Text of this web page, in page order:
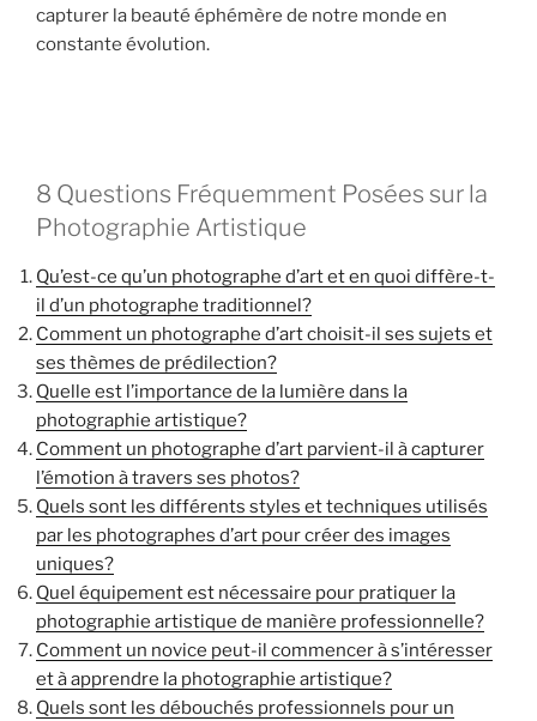
capturer la beauté éphémère de notre monde en
constante évolution.
8 Questions Fréquemment Posées sur la
Photographie Artistique
Qu’est-ce qu’un photographe d’art et en quoi diffère-t-
il d’un photographe traditionnel?
Comment un photographe d’art choisit-il ses sujets et
ses thèmes de prédilection?
Quelle est l’importance de la lumière dans la
photographie artistique?
Comment un photographe d’art parvient-il à capturer
l’émotion à travers ses photos?
Quels sont les différents styles et techniques utilisés
par les photographes d’art pour créer des images
uniques?
Quel équipement est nécessaire pour pratiquer la
photographie artistique de manière professionnelle?
Comment un novice peut-il commencer à s’intéresser
et à apprendre la photographie artistique?
Quels sont les débouchés professionnels pour un